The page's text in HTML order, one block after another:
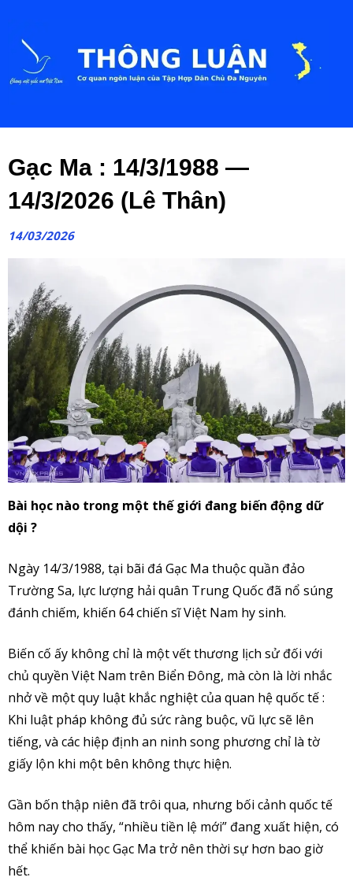
Gạc Ma : 14/3/1988 —
14/3/2026 (Lê Thân)
14/03/2026
Bài học nào trong một thế giới đang biến động dữ
dội ?
Ngày 14/3/1988, tại bãi đá Gạc Ma thuộc quần đảo
Trường Sa, lực lượng hải quân Trung Quốc đã nổ súng
đánh chiếm, khiến 64 chiến sĩ Việt Nam hy sinh.
Biến cố ấy không chỉ là một vết thương lịch sử đối với
chủ quyền Việt Nam trên Biển Đông, mà còn là lời nhắc
nhở về một quy luật khắc nghiệt của quan hệ quốc tế :
Khi luật pháp không đủ sức ràng buộc, vũ lực sẽ lên
tiếng, và các hiệp định an ninh song phương chỉ là tờ
giấy lộn khi một bên không thực hiện.
Gần bốn thập niên đã trôi qua, nhưng bối cảnh quốc tế
hôm nay cho thấy, “nhiều tiền lệ mới” đang xuất hiện, có
thể khiến bài học Gạc Ma trở nên thời sự hơn bao giờ
hết.